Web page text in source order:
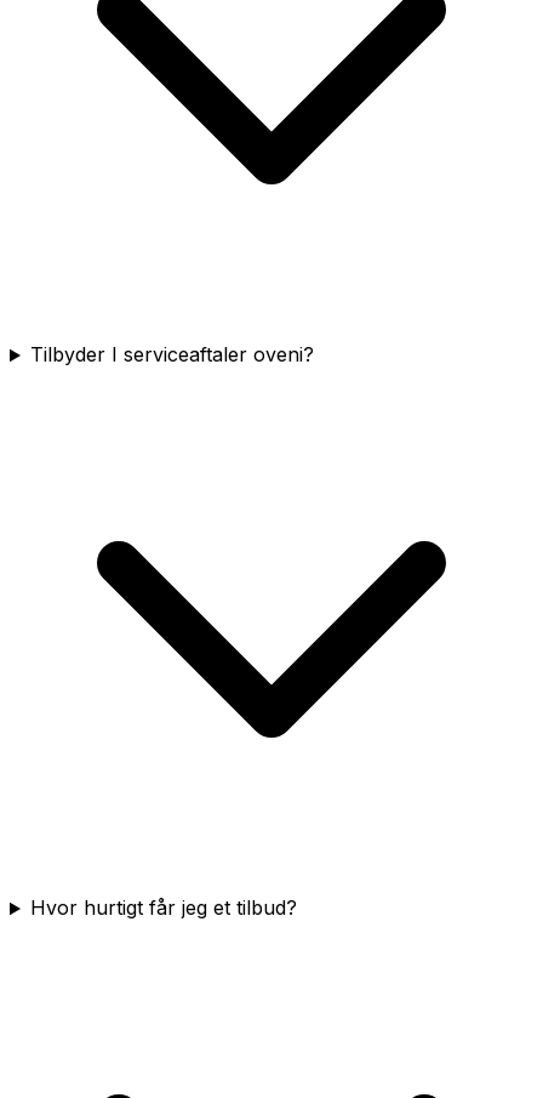
Tilbyder I serviceaftaler oveni?
Hvor hurtigt får jeg et tilbud?